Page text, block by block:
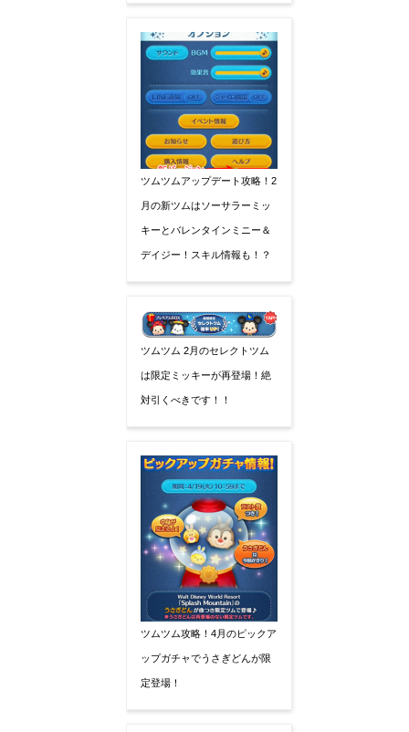
ツムツムアップデート攻略！2
月の新ツムはソーサラーミッ
キーとバレンタインミニー＆
デイジー！スキル情報も！？
ツムツム 2月のセレクトツム
は限定ミッキーが再登場！絶
対引くべきです！！
ツムツム攻略！4月のピックア
ップガチャでうさぎどんが限
定登場！